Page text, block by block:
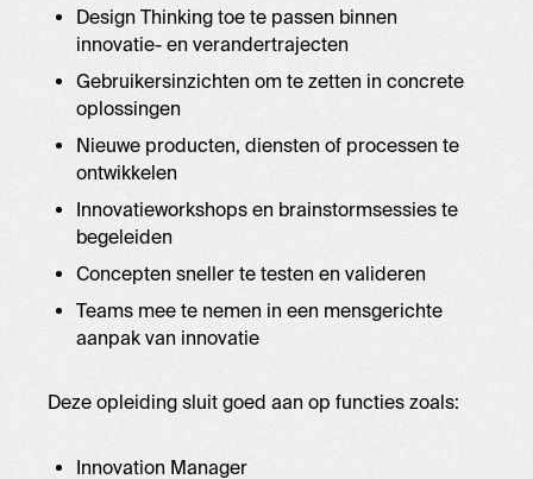
Design Thinking toe te passen binnen
innovatie- en verandertrajecten
Gebruikersinzichten om te zetten in concrete
oplossingen
Nieuwe producten, diensten of processen te
ontwikkelen
Innovatieworkshops en brainstormsessies te
begeleiden
Concepten sneller te testen en valideren
Teams mee te nemen in een mensgerichte
aanpak van innovatie
Deze opleiding sluit goed aan op functies zoals:
Innovation Manager